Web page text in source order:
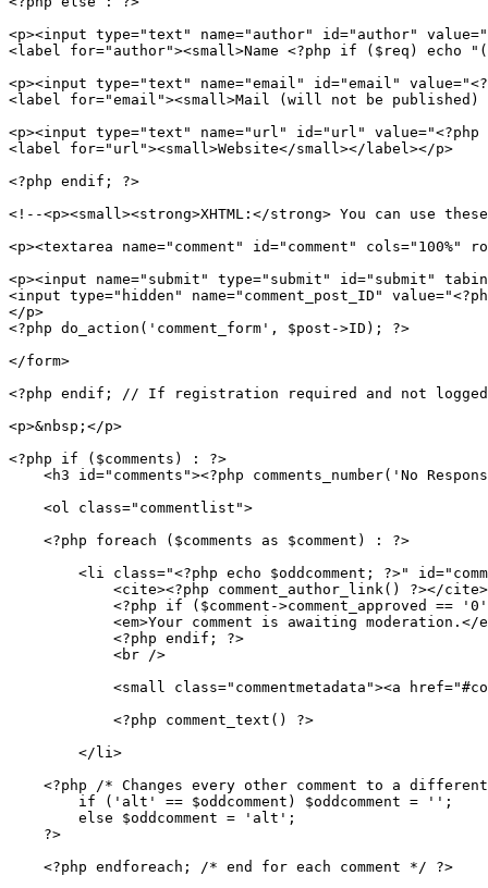
<p><input type="text" name="author" id="author"
<label for="author"><small>Name <?php if ($req) echo
<p><input type="text" name="email" id="email"
<label for="email"><small>Mail (will not be
<p><input type="text" name="url" id="url"
<label for="url"><small>Website</small></label></p>
<?php endif; ?>
<!--<p><small><strong>XHTML:</strong> You can use
<p><textarea name="comment" id="comment" cols="100%"
<p><input name="submit" type="submit" id="submit"
<input type="hidden" name="comment_post_ID"
</p>
<?php do_action('comment_form', $post->ID); ?>
</form>
<?php endif; // If registration required and not
<p>&nbsp;</p>
<?php if ($comments) : ?>
<h3 id="comments"><?php comments_number('No
    <ol class="commentlist">
    <?php foreach ($comments as $comment) : ?>
<li class="<?php echo $oddcomment; ?>"
<cite><?php comment_author_link() ?></
<?php if ($comment->comment_approved ==
<em>Your comment is awaiting moderation.</
            <?php endif; ?>
            <br />
<small class="commentmetadata"><a
            <?php comment_text() ?>
        </li>
<?php /* Changes every other comment to a
        if ('alt' == $oddcomment) $oddcomment = '';
        else $oddcomment = 'alt';
    ?>
    <?php endforeach; /* end for each comment */ ?>